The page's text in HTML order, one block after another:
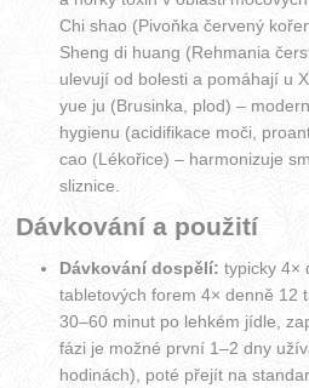
Chi shao (Pivoňka červený
Sheng di huang (Rehmania
ulevují od bolesti a pomáhají u
yue ju (Brusinka, plod) –
hygienu (acidifikace moči,
cao (Lékořice) – harmonizuje
sliznice.
Dávkování a použití
Dávkování dospělí: typicky 4×
tabletových forem 4× denně 12
30–60 minut po lehkém jídle,
fázi je možné první 1–2 dny
hodinách), poté přejít na